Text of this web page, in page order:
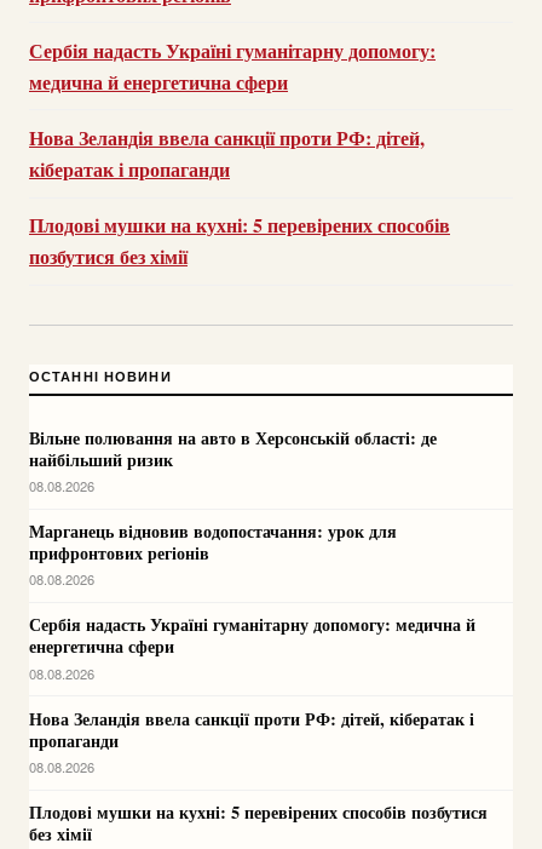
Сербія надасть Україні гуманітарну допомогу:
медична й енергетична сфери
Нова Зеландія ввела санкції проти РФ: дітей,
кібератак і пропаганди
Плодові мушки на кухні: 5 перевірених способів
позбутися без хімії
ОСТАННІ НОВИНИ
Вільне полювання на авто в Херсонській області: де
найбільший ризик
08.08.2026
Марганець відновив водопостачання: урок для
прифронтових регіонів
08.08.2026
Сербія надасть Україні гуманітарну допомогу: медична й
енергетична сфери
08.08.2026
Нова Зеландія ввела санкції проти РФ: дітей, кібератак і
пропаганди
08.08.2026
Плодові мушки на кухні: 5 перевірених способів позбутися
без хімії